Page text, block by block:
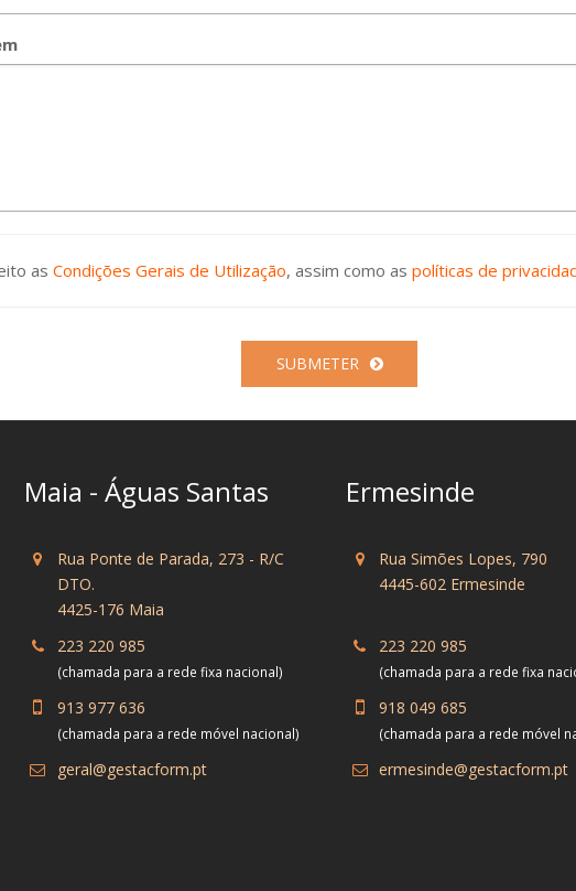
as Condições Gerais de Utilização, assim como as políticas de
SUBMETER
Maia - Águas Santas
Rua Ponte de Parada, 273 - R/C
DTO.
4425-176 Maia
223 220 985
(chamada para a rede fixa nacional)
913 977 636
(chamada para a rede móvel nacional)
geral@gestacform.pt
Ermesinde
Rua Simões Lopes, 790
4445-602 Ermesinde
223 220 985
(chamada para a rede fixa
918 049 685
(chamada para a rede móvel
ermesinde@gestacform.pt